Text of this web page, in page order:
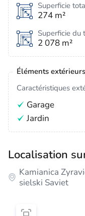
Superficie
274 m²
Superficie du
2 078 m²
Éléments extérieurs
Caractéristiques
Garage
Jardin
Localisation
Kamianica
sielski Saviet